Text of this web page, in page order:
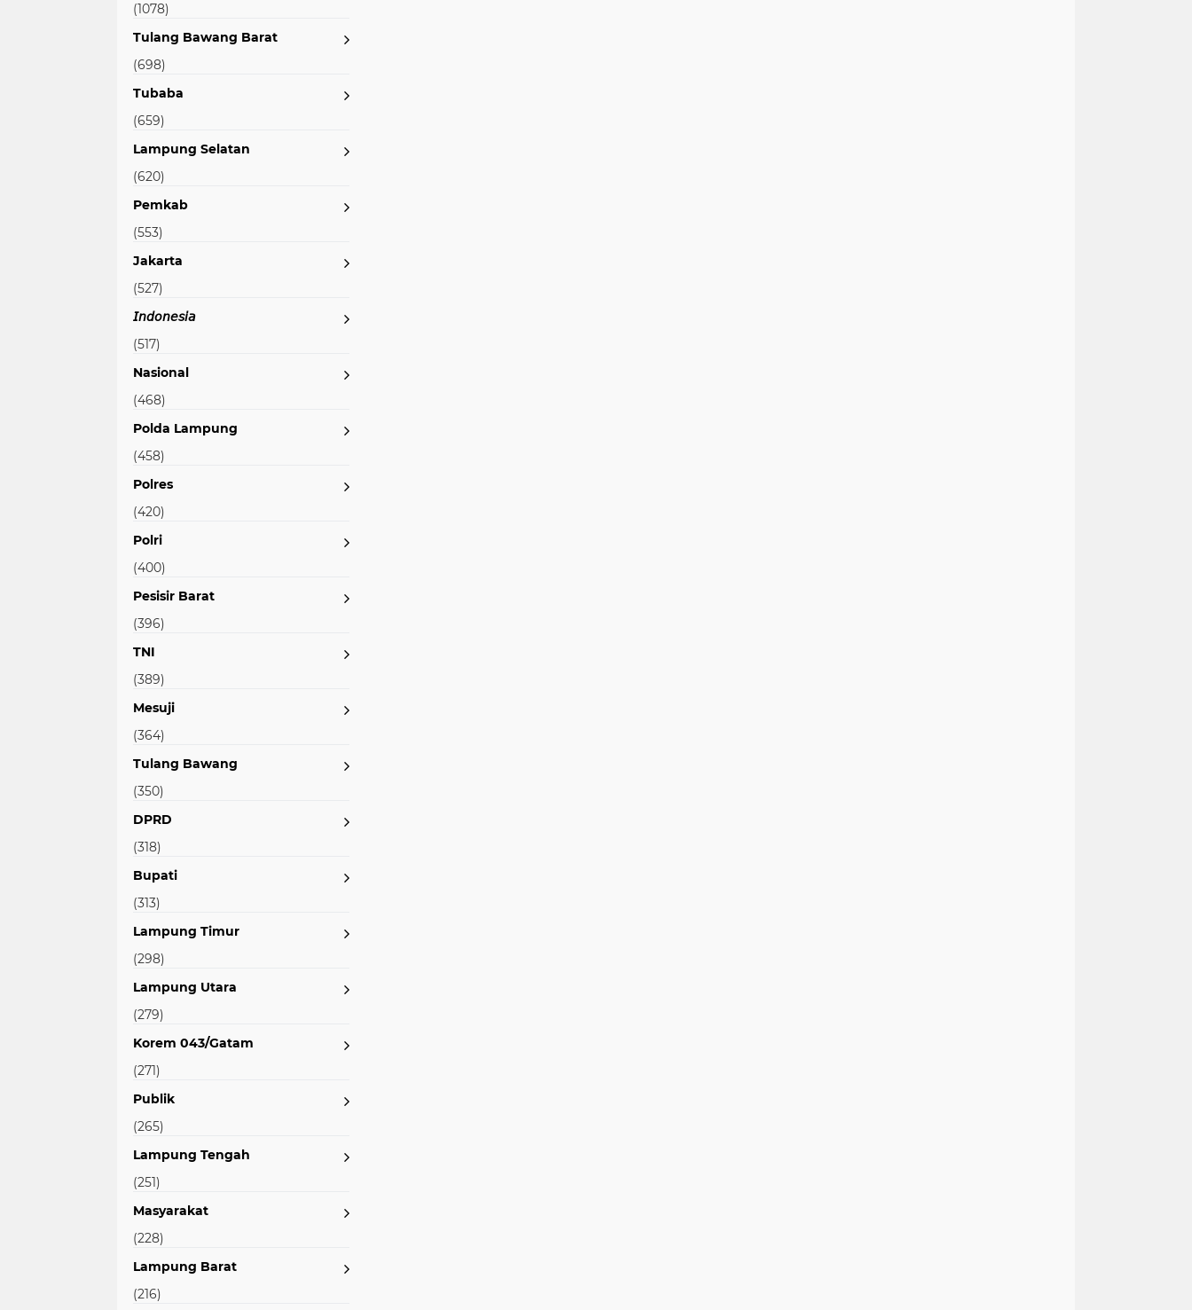
(1078)
Tulang Bawang Barat
(698)
Tubaba
(659)
Lampung Selatan
(620)
Pemkab
(553)
Jakarta
(527)
𝘐𝘯𝘥𝘰𝘯𝘦𝘴𝘪𝘢
(517)
Nasional
(468)
Polda Lampung
(458)
Polres
(420)
Polri
(400)
Pesisir Barat
(396)
TNI
(389)
Mesuji
(364)
Tulang Bawang
(350)
DPRD
(318)
Bupati
(313)
Lampung Timur
(298)
Lampung Utara
(279)
Korem 043/Gatam
(271)
Publik
(265)
Lampung Tengah
(251)
Masyarakat
(228)
Lampung Barat
(216)